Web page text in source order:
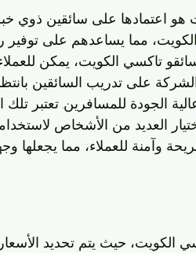
هو اعتمادها على سائقين ذوي
مما يساعدهم على توفير
تاكسي الكويت، يمكن للعملاء
على تدريب السائقين
الجودة للمسافرين. تعتبر تلك
العديد من الأشخاص
وآمنة للعملاء، مما يجعلها
الكويت، حيث يتم تحديد